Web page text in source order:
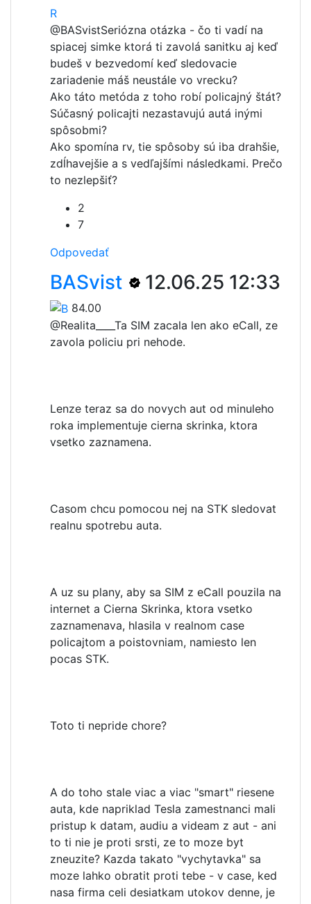
R
@BASvistSeriózna otázka - čo ti vadí na
spiacej simke ktorá ti zavolá sanitku aj keď
budeš v bezvedomí keď sledovacie
zariadenie máš neustále vo vrecku?
Ako táto metóda z toho robí policajný štát?
Súčasný policajti nezastavujú autá inými
spôsobmi?
Ako spomína rv, tie spôsoby sú iba drahšie,
zdĺhavejšie a s vedľajšími následkami. Prečo
to nezlepšiť?
2
7
Odpovedať
BASvist 12.06.25 12:33
84.00
@Realita____ Ta SIM zacala len ako eCall, ze
zavola policiu pri nehode.
Lenze teraz sa do novych aut od minuleho
roka implementuje cierna skrinka, ktora
vsetko zaznamena.
Casom chcu pomocou nej na STK sledovat
realnu spotrebu auta.
A uz su plany, aby sa SIM z eCall pouzila na
internet a Cierna Skrinka, ktora vsetko
zaznamenava, hlasila v realnom case
policajtom a poistovniam, namiesto len
pocas STK.
Toto ti nepride chore?
A do toho stale viac a viac "smart" riesene
auta, kde napriklad Tesla zamestnanci mali
pristup k datam, audiu a videam z aut - ani
to ti nie je proti srsti, ze to moze byt
zneuzite? Kazda takato "vychytavka" sa
moze lahko obratit proti tebe - v case, ked
nasa firma celi desiatkam utokov denne, je